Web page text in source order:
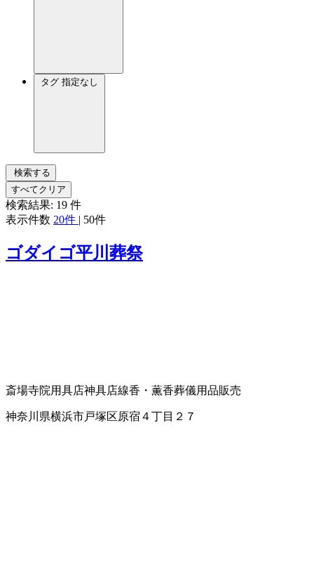
タグ 指定なし
検索する
すべてクリア
検索結果: 19 件
表示件数 20件 | 50件
ゴダイゴ平川葬祭
斎場寺院用具店神具店線香・薫香葬儀用品販売
神奈川県横浜市戸塚区原宿４丁目２７